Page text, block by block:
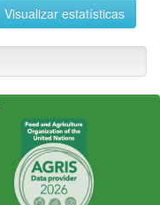
Visualizar estatísticas